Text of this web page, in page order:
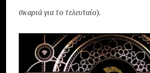
σκαριά για το τελευταίο).